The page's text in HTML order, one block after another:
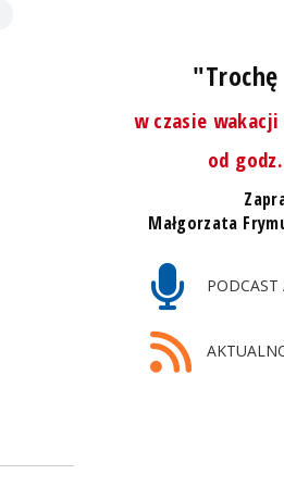
w czasie
od
Małgorzata
PODCAST